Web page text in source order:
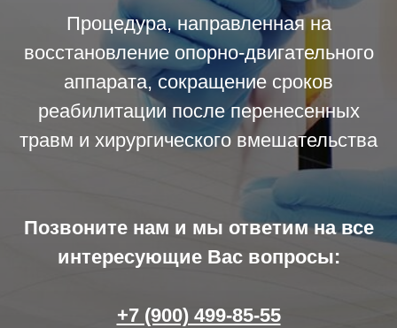
Процедура, направленная на
восстановление опорно-двигательного
аппарата, сокращение сроков
реабилитации после перенесенных
травм и хирургического вмешательства
Позвоните нам и мы ответим на все
интересующие Вас вопросы:
+7 (900) 499-85-55